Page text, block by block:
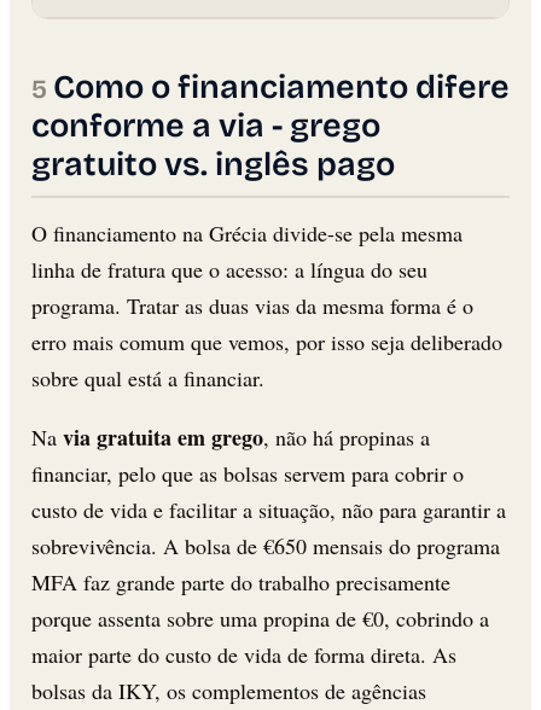
Como o financiamento difere
conforme a via - grego
gratuito vs. inglês pago
O financiamento na Grécia divide-se pela mesma
linha de fratura que o acesso: a língua do seu
programa. Tratar as duas vias da mesma forma é o
erro mais comum que vemos, por isso seja deliberado
sobre qual está a financiar.
Na via gratuita em grego, não há propinas a
financiar, pelo que as bolsas servem para cobrir o
custo de vida e facilitar a situação, não para garantir a
sobrevivência. A bolsa de €650 mensais do programa
MFA faz grande parte do trabalho precisamente
porque assenta sobre uma propina de €0, cobrindo a
maior parte do custo de vida de forma direta. As
bolsas da IKY, os complementos de agências